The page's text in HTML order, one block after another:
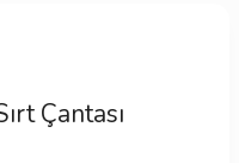
Çantası